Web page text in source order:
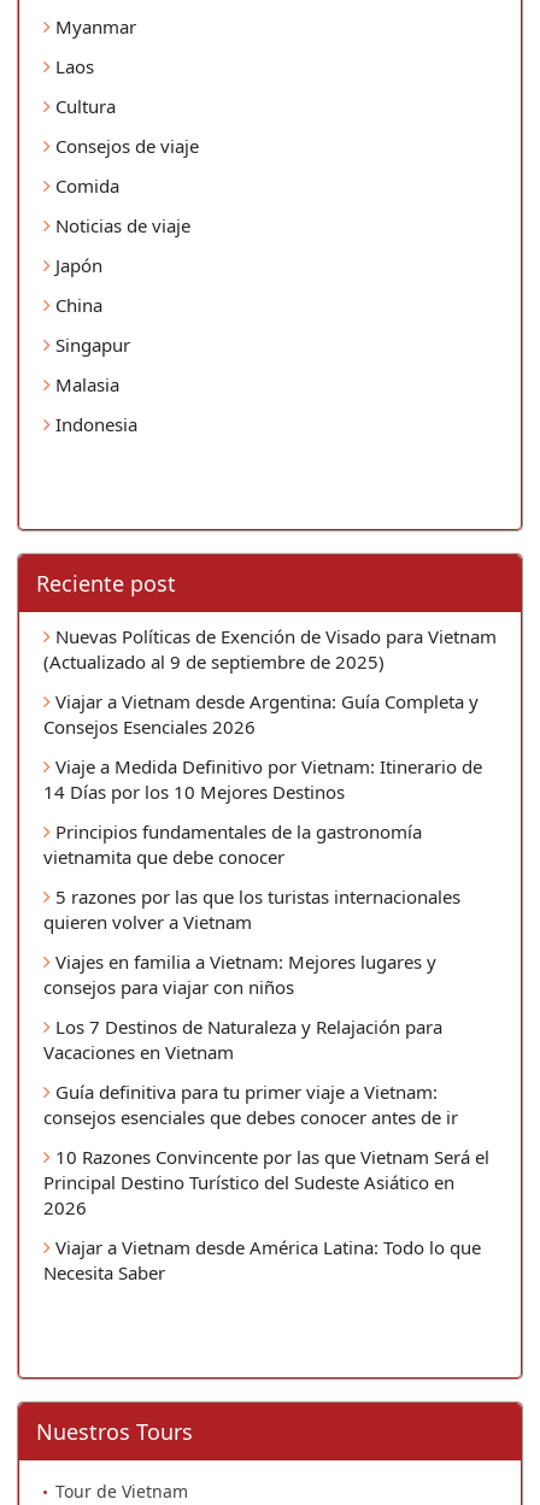
Myanmar
Laos
Cultura
Consejos de viaje
Comida
Noticias de viaje
Japón
China
Singapur
Malasia
Indonesia
Reciente post
Nuevas Políticas de Exención de Visado para Vietnam
(Actualizado al 9 de septiembre de 2025)
Viajar a Vietnam desde Argentina: Guía Completa y
Consejos Esenciales 2026
Viaje a Medida Definitivo por Vietnam: Itinerario de
14 Días por los 10 Mejores Destinos
Principios fundamentales de la gastronomía
vietnamita que debe conocer
5 razones por las que los turistas internacionales
quieren volver a Vietnam
Viajes en familia a Vietnam: Mejores lugares y
consejos para viajar con niños
Los 7 Destinos de Naturaleza y Relajación para
Vacaciones en Vietnam
Guía definitiva para tu primer viaje a Vietnam:
consejos esenciales que debes conocer antes de ir
10 Razones Convincente por las que Vietnam Será el
Principal Destino Turístico del Sudeste Asiático en
2026
Viajar a Vietnam desde América Latina: Todo lo que
Necesita Saber
Nuestros Tours
Tour de Vietnam